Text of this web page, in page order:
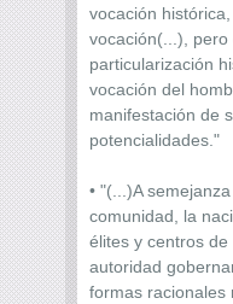
vocación
vocación(...),
particularización
vocación del
manifestación de
potencialidades."
• "(...)A
comunidad, la
élites y centros
autoridad
formas racionales